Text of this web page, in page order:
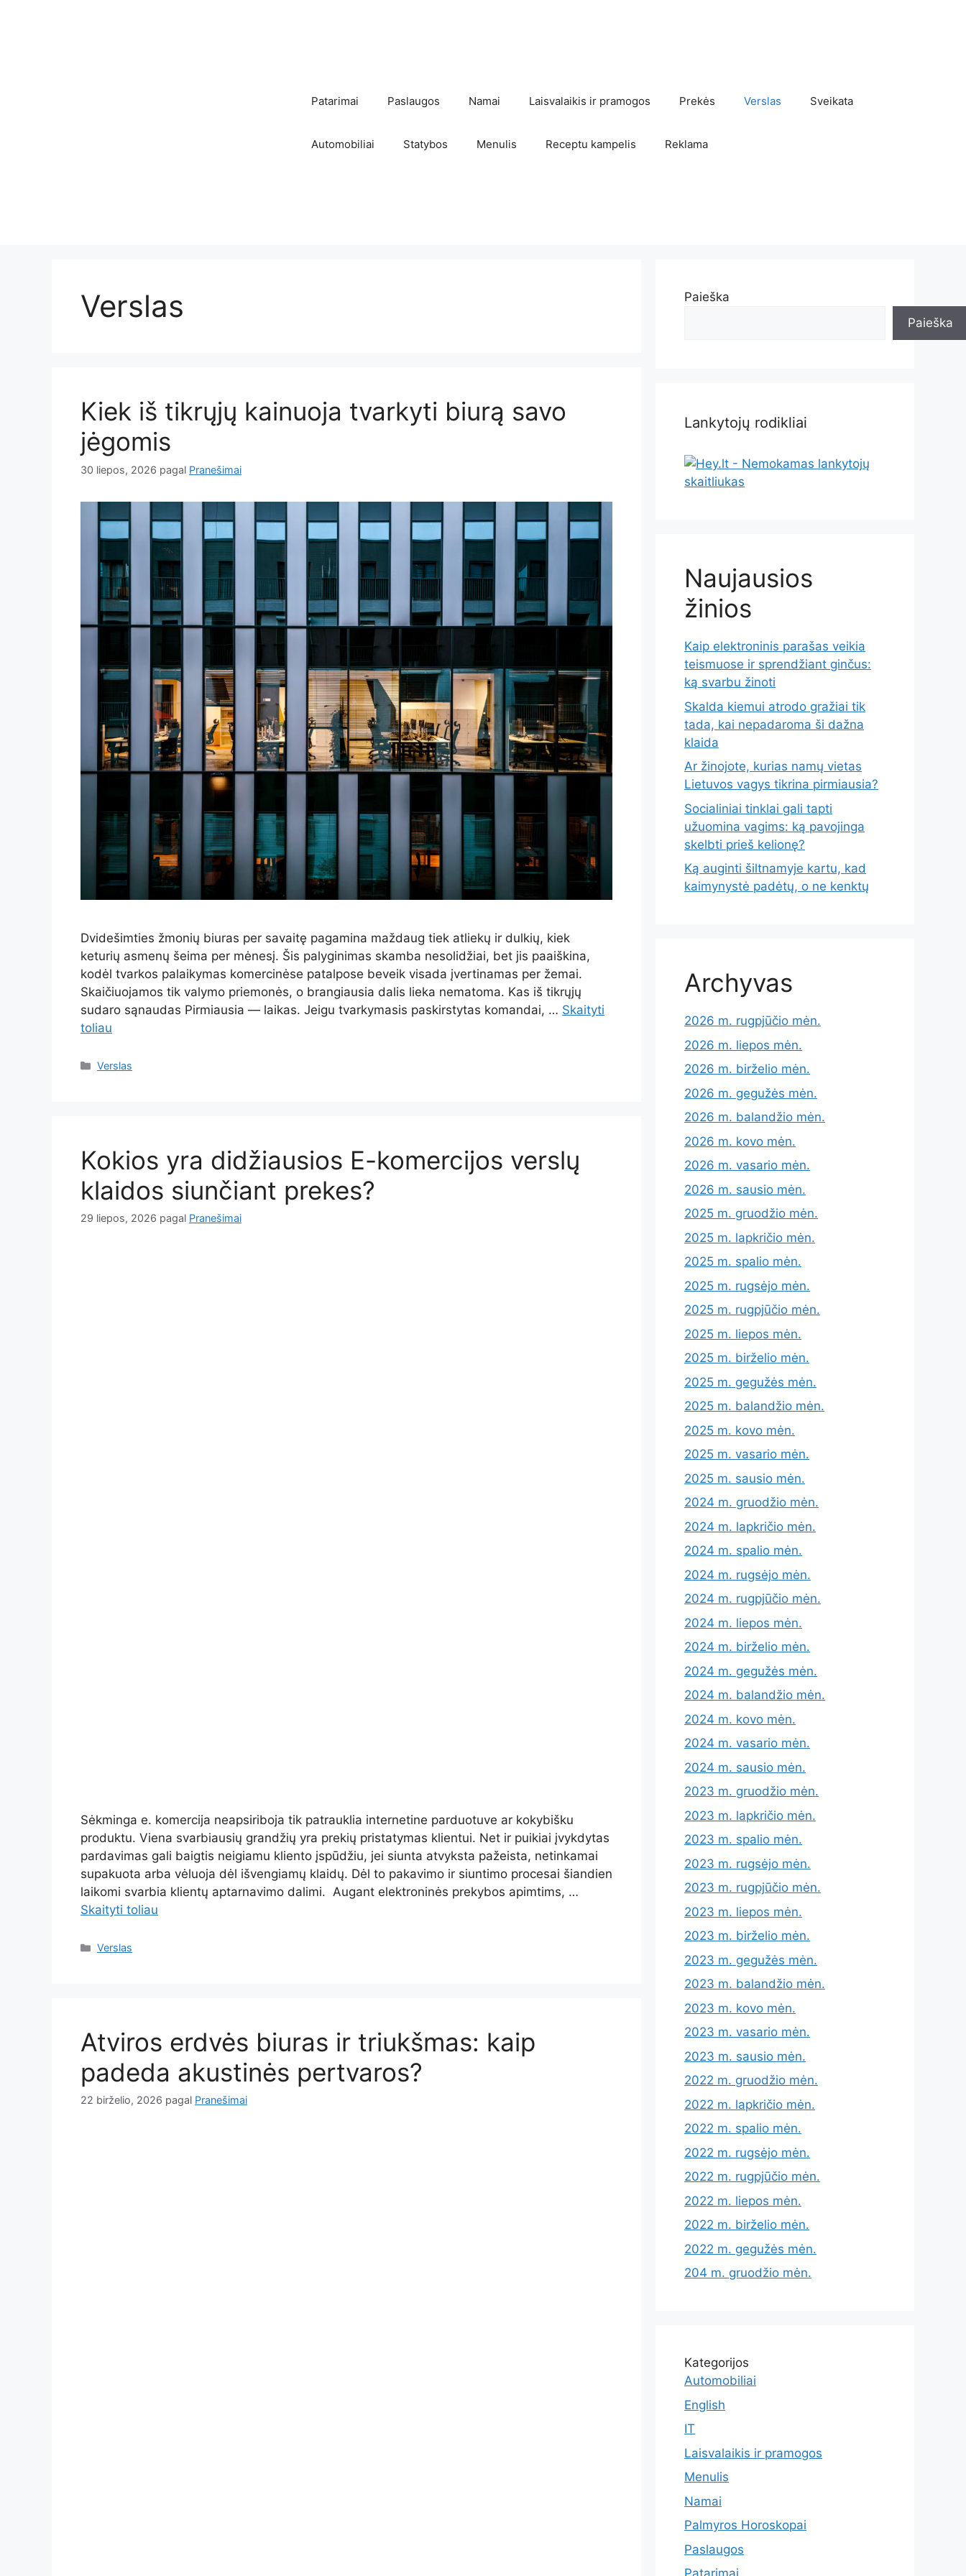
Patarimai Paslaugos Namai Laisvalaikis ir pramogos Prekės Verslas Sveikata
Automobiliai Statybos Menulis Receptu kampelis Reklama
Verslas
Kiek iš tikrųjų kainuoja tvarkyti biurą savo
jėgomis
30 liepos, 2026 pagal Pranešimai
Dvidešimties žmonių biuras per savaitę pagamina maždaug tiek atliekų ir dulkių, kiek
keturių asmenų šeima per mėnesį. Šis palyginimas skamba nesolidžiai, bet jis paaiškina,
kodėl tvarkos palaikymas komercinėse patalpose beveik visada įvertinamas per žemai.
Skaičiuojamos tik valymo priemonės, o brangiausia dalis lieka nematoma. Kas iš tikrųjų
sudaro sąnaudas Pirmiausia — laikas. Jeigu tvarkymasis paskirstytas komandai, … Skaityti
toliau
Kategorijos
Verslas
Kokios yra didžiausios E-komercijos verslų
klaidos siunčiant prekes?
29 liepos, 2026 pagal Pranešimai
Sėkminga e. komercija neapsiriboja tik patrauklia internetine parduotuve ar kokybišku
produktu. Viena svarbiausių grandžių yra prekių pristatymas klientui. Net ir puikiai įvykdytas
pardavimas gali baigtis neigiamu kliento įspūdžiu, jei siunta atvyksta pažeista, netinkamai
supakuota arba vėluoja dėl išvengiamų klaidų. Dėl to pakavimo ir siuntimo procesai šiandien
laikomi svarbia klientų aptarnavimo dalimi. Augant elektroninės prekybos apimtims, …
Skaityti toliau
Kategorijos
Verslas
Atviros erdvės biuras ir triukšmas: kaip
padeda akustinės pertvaros?
22 birželio, 2026 pagal Pranešimai
Paieška
Paieška
Lankytojų rodikliai
Naujausios
žinios
Kaip elektroninis parašas veikia
teismuose ir sprendžiant ginčus:
ką svarbu žinoti
Skalda kiemui atrodo gražiai tik
tada, kai nepadaroma ši dažna
klaida
Ar žinojote, kurias namų vietas
Lietuvos vagys tikrina pirmiausia?
Socialiniai tinklai gali tapti
užuomina vagims: ką pavojinga
skelbti prieš kelionę?
Ką auginti šiltnamyje kartu, kad
kaimynystė padėtų, o ne kenktų
Archyvas
2026 m. rugpjūčio mėn.
2026 m. liepos mėn.
2026 m. birželio mėn.
2026 m. gegužės mėn.
2026 m. balandžio mėn.
2026 m. kovo mėn.
2026 m. vasario mėn.
2026 m. sausio mėn.
2025 m. gruodžio mėn.
2025 m. lapkričio mėn.
2025 m. spalio mėn.
2025 m. rugsėjo mėn.
2025 m. rugpjūčio mėn.
2025 m. liepos mėn.
2025 m. birželio mėn.
2025 m. gegužės mėn.
2025 m. balandžio mėn.
2025 m. kovo mėn.
2025 m. vasario mėn.
2025 m. sausio mėn.
2024 m. gruodžio mėn.
2024 m. lapkričio mėn.
2024 m. spalio mėn.
2024 m. rugsėjo mėn.
2024 m. rugpjūčio mėn.
2024 m. liepos mėn.
2024 m. birželio mėn.
2024 m. gegužės mėn.
2024 m. balandžio mėn.
2024 m. kovo mėn.
2024 m. vasario mėn.
2024 m. sausio mėn.
2023 m. gruodžio mėn.
2023 m. lapkričio mėn.
2023 m. spalio mėn.
2023 m. rugsėjo mėn.
2023 m. rugpjūčio mėn.
2023 m. liepos mėn.
2023 m. birželio mėn.
2023 m. gegužės mėn.
2023 m. balandžio mėn.
2023 m. kovo mėn.
2023 m. vasario mėn.
2023 m. sausio mėn.
2022 m. gruodžio mėn.
2022 m. lapkričio mėn.
2022 m. spalio mėn.
2022 m. rugsėjo mėn.
2022 m. rugpjūčio mėn.
2022 m. liepos mėn.
2022 m. birželio mėn.
2022 m. gegužės mėn.
204 m. gruodžio mėn.
Kategorijos
Automobiliai
English
IT
Laisvalaikis ir pramogos
Menulis
Namai
Palmyros Horoskopai
Paslaugos